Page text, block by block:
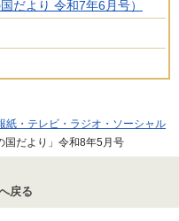
だより 令和7年6月号）
紙・テレビ・ラジオ・ソーシャル
国だより」令和8年5月号
戻る